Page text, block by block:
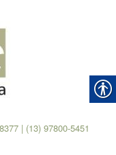
| (13) 97800-5451